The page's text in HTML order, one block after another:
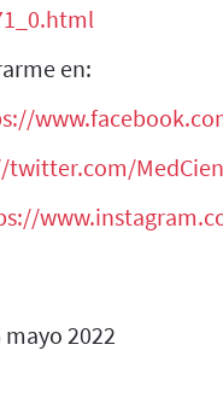
en:
mayo 2022